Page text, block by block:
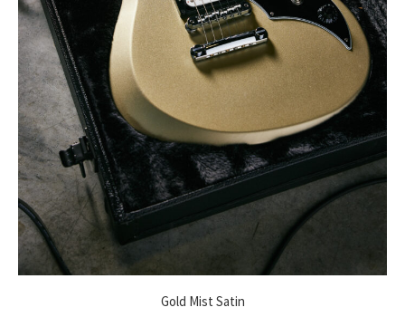
Gold Mist Satin